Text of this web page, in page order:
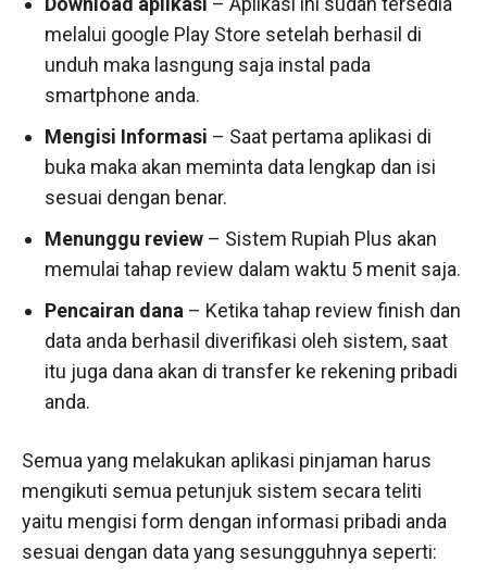
melalui google Play Store setelah berhasil di
unduh maka lasngung saja instal pada
smartphone anda.
Mengisi Informasi – Saat pertama aplikasi di
buka maka akan meminta data lengkap dan isi
sesuai dengan benar.
Menunggu review – Sistem Rupiah Plus akan
memulai tahap review dalam waktu 5 menit saja.
Pencairan dana – Ketika tahap review finish dan
data anda berhasil diverifikasi oleh sistem, saat
itu juga dana akan di transfer ke rekening pribadi
anda.
Semua yang melakukan aplikasi pinjaman harus
mengikuti semua petunjuk sistem secara teliti
yaitu mengisi form dengan informasi pribadi anda
sesuai dengan data yang sesungguhnya seperti: